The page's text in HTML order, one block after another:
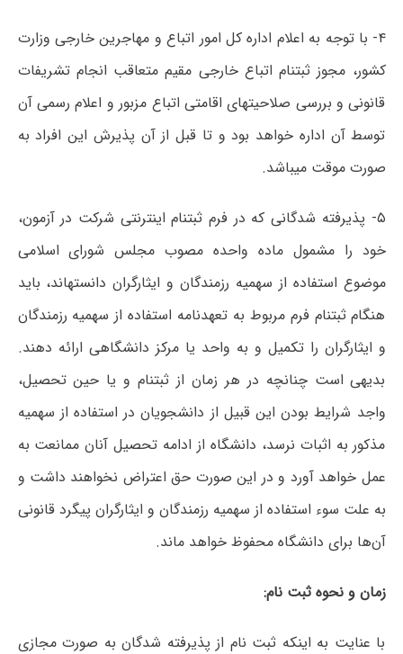
۴- با توجه به اعلام اداره کل امور اتباع و مهاجرین خارجی وزارت
کشور، مجوز ثبتنام اتباع خارجی مقیم متعاقب انجام تشریفات
قانونی و بررسی صلاحیتهای اقامتی اتباع مزبور و اعلام رسمی آن
توسط آن اداره خواهد بود و تا قبل از آن پذیرش این افراد به
صورت موقت میباشد.
۵- پذیرفته شدگانی که در فرم ثبتنام اینترنتی شرکت در آزمون،
خود را مشمول ماده واحده مصوب مجلس شورای اسلامی
موضوع استفاده از سهمیه رزمندگان و ایثارگران دانستهاند، باید
هنگام ثبتنام فرم مربوط به تعهدنامه استفاده از سهمیه رزمندگان
و ایثارگران را تکمیل و به واحد یا مرکز دانشگاهی ارائه دهند.
بدیهی است چنانچه در هر زمان از ثبتنام و یا حین تحصیل،
واجد شرایط بودن این قبیل از دانشجویان در استفاده از سهمیه
مذکور به اثبات نرسد، دانشگاه از ادامه تحصیل آنان ممانعت به
عمل خواهد آورد و در این صورت حق اعتراض نخواهند داشت و
به علت سوء استفاده از سهمیه رزمندگان و ایثارگران پیگرد قانونی
آن‌ها برای دانشگاه محفوظ خواهد ماند.
زمان و نحوه ثبت نام:
با عنایت به اینکه ثبت نام از پذیرفته شدگان به صورت مجازی